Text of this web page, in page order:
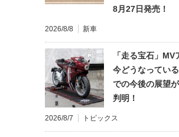
8月27日発売！
2026/8/8 新車
「走る宝石」
今どうなってい
での今後の展望
判明！
2026/8/7 トピックス